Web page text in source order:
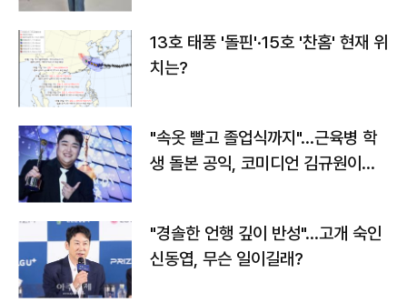
13호 태풍 '돌핀'·15호 '찬홈' 현재 위
치는?
"속옷 빨고 졸업식까지"…근육병 학
생 돌본 공익, 코미디언 김규원이었
"경솔한 언행 깊이 반성"…고개 숙인
신동엽, 무슨 일이길래?